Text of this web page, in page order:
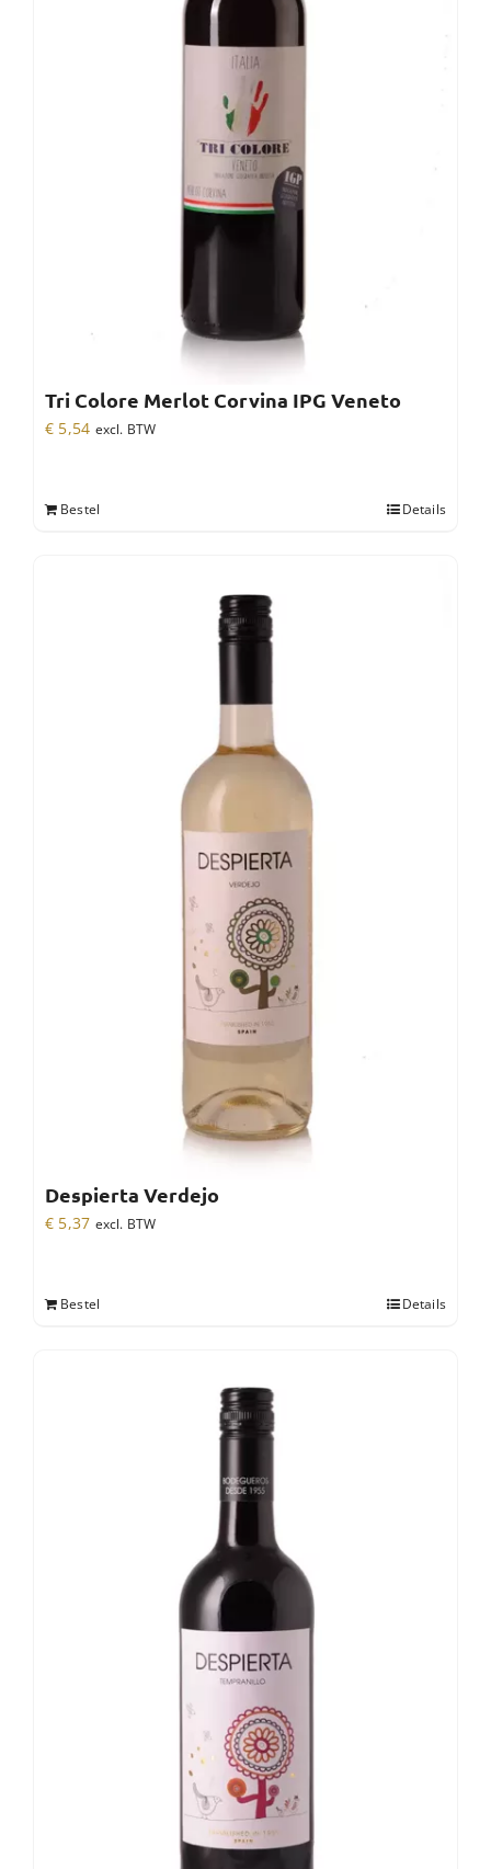
Tri Colore Merlot Corvina IPG Veneto
€ 5,54 excl. BTW
Bestel Details
Despierta Verdejo
€ 5,37 excl. BTW
Bestel Details